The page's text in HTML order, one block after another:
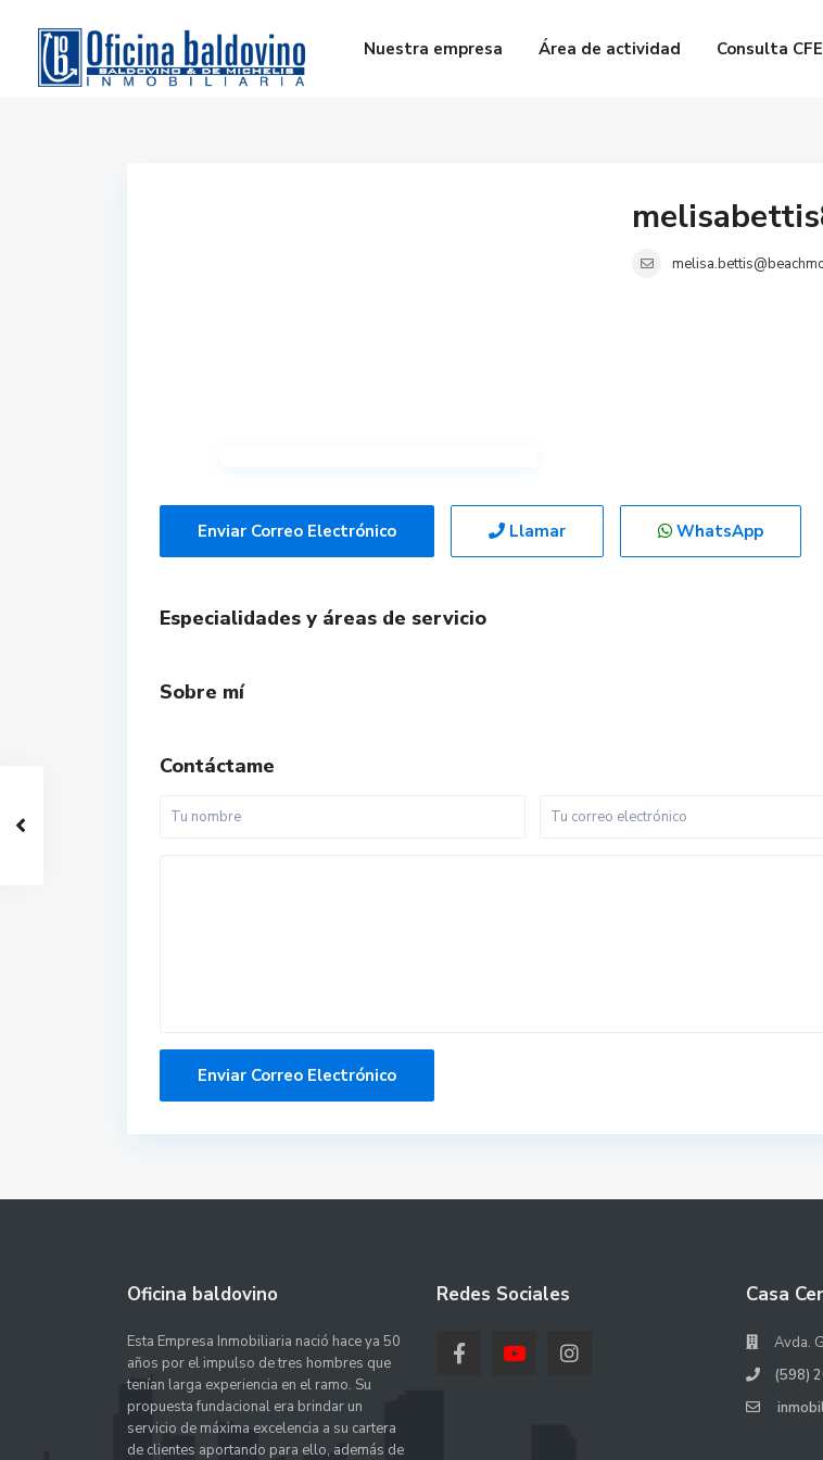
Nuestra empresa Área de actividad Consulta CFE
Enviar Correo Electrónico Llamar WhatsApp
Especialidades y áreas de servicio
Sobre mí
Contáctame
Oficina baldovino
Esta Empresa Inmobiliaria nació hace ya 50
años por el impulso de tres hombres que
tenían larga experiencia en el ramo. Su
propuesta fundacional era brindar un
servicio de máxima excelencia a su cartera
de clientes aportando para ello, además de
Redes Sociales Casa
Avda.
(598)